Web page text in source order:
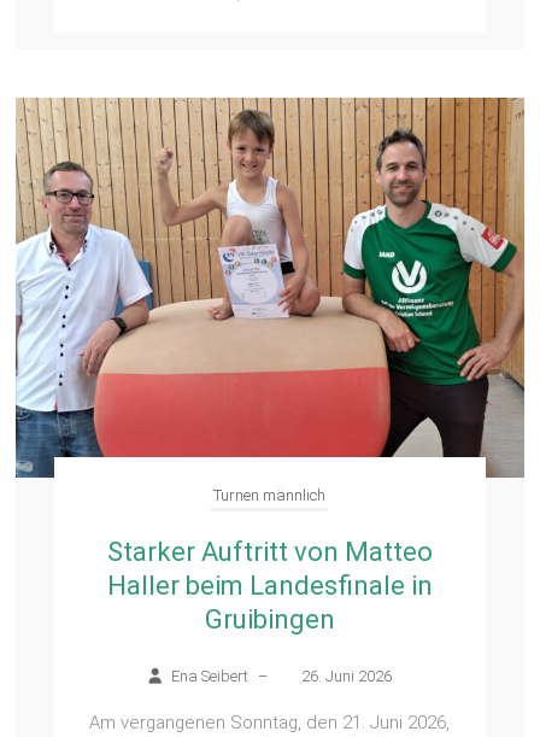
Turnen männlich
Starker Auftritt von Matteo
Haller beim Landesfinale in
Gruibingen
Ena Seibert – 26. Juni 2026
Am vergangenen Sonntag, den 21. Juni 2026,